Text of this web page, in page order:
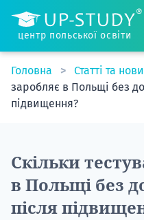
центр польської освіти
Головна Статті та
заробляє в Польщі без
підвищення?
Скільки
в Польщі без
після